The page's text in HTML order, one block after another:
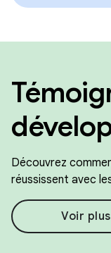
Découvrez
réussissent avec
Voir